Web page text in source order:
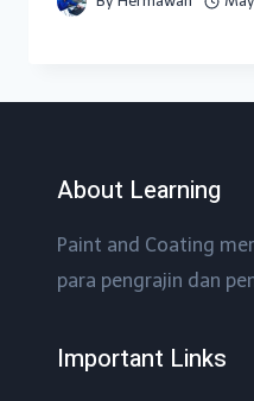
About Learning
Paint and Coating
para pengrajin dan
Important Links